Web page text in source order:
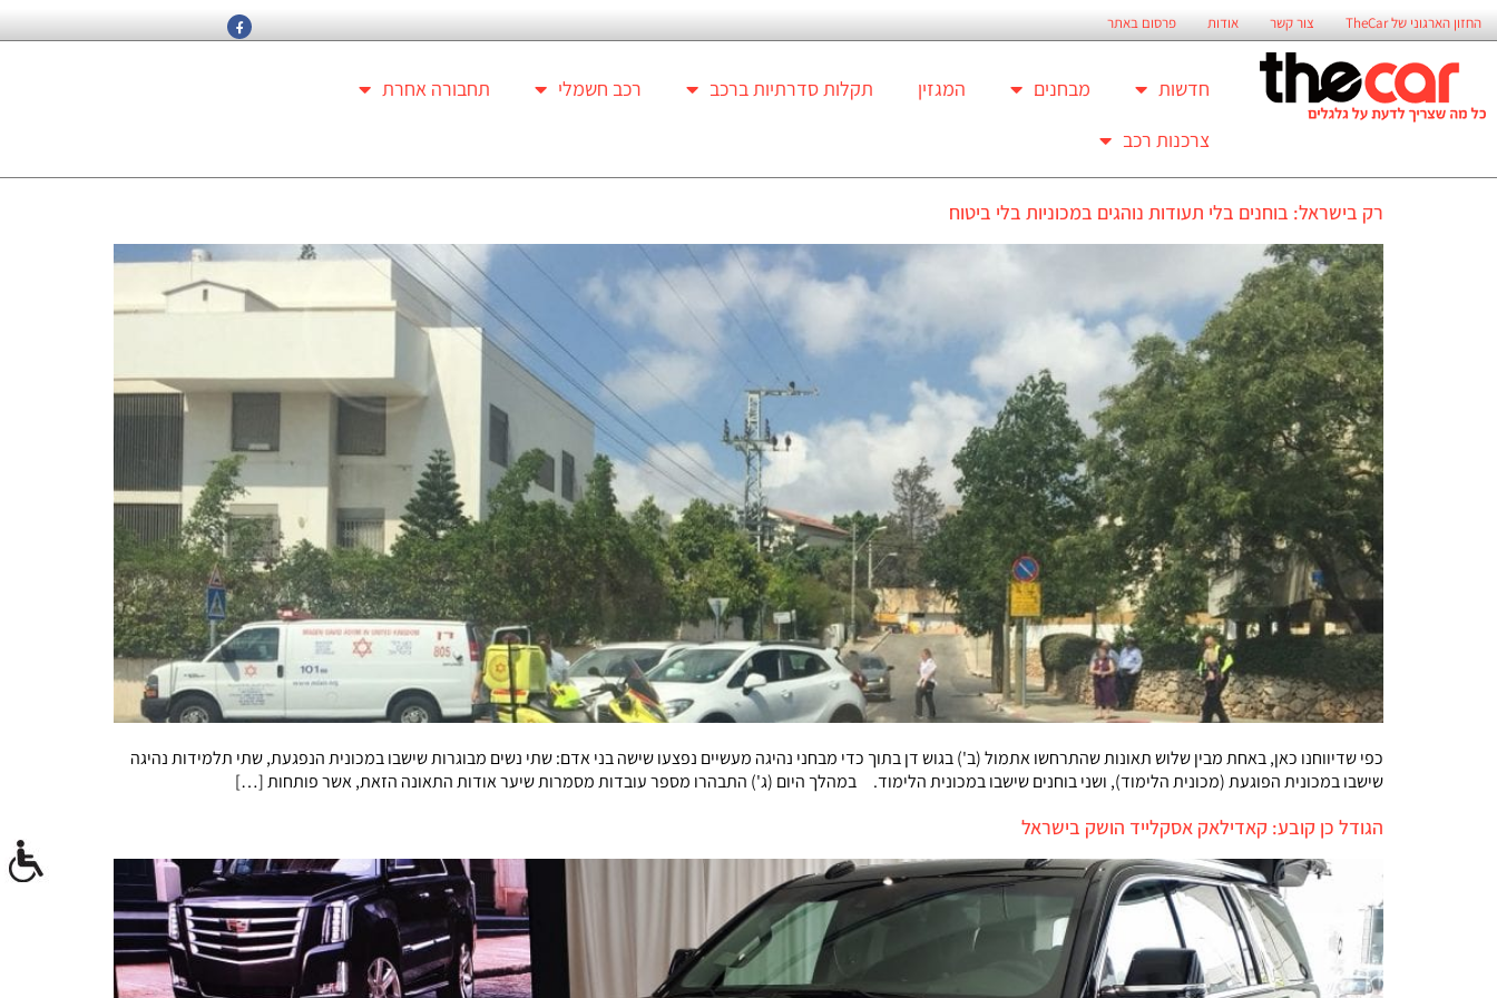
החזון הארגוני של TheCar צור קשר אודות פרסום באתר
חדשות מבחנים המגזין תקלות סדרתיות ברכב רכב חשמלי
תחבורה אחרת
צרכנות רכב
רק בישראל: בוחנים בלי תעודות נוהגים במכוניות בלי ביטוח
כפי שדיווחנו כאן, באחת מבין שלוש תאונות שהתרחשו אתמול (ב') בגוש דן בתוך כדי מבחני נהיגה מעשיים נפצעו שישה בני אדם: שתי נשים מבוגרות שישבו במכונית הנפגעת, שתי תלמידות נהיגה
שישבו במכונית הפוגעת (מכונית הלימוד), ושני בוחנים שישבו במכונית הלימוד. במהלך היום (ג') התבהרו מספר עובדות מסמרות שיער אודות התאונה הזאת, אשר פותחות […]
הגודל כן קובע: קאדילאק אסקלייד הושק בישראל